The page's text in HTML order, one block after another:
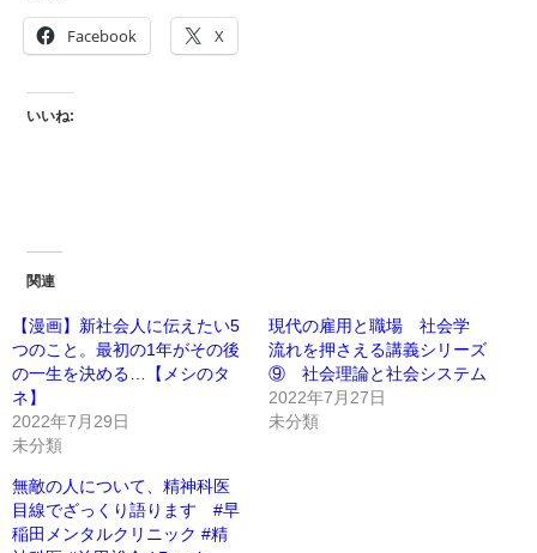
Facebook X
いいね:
関連
【漫画】新社会人に伝えたい5
つのこと。最初の1年がその後
の一生を決める…【メシのタ
ネ】
2022年7月29日
未分類
現代の雇用と職場 社会学
流れを押さえる講義シリーズ
⑨ 社会理論と社会システム
2022年7月27日
未分類
無敵の人について、精神科医
目線でざっくり語ります #早
稲田メンタルクリニック #精